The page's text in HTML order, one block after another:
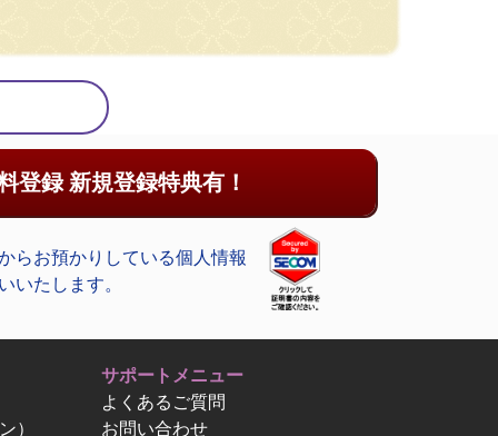
登録 新規登録特典有！
らお預かりしている個人情報
いたします。
）
サポートメニュー
よくあるご質問
お問い合わせ